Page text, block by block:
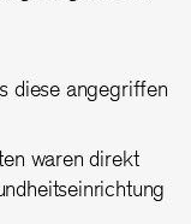
diese angegriffen
waren direkt